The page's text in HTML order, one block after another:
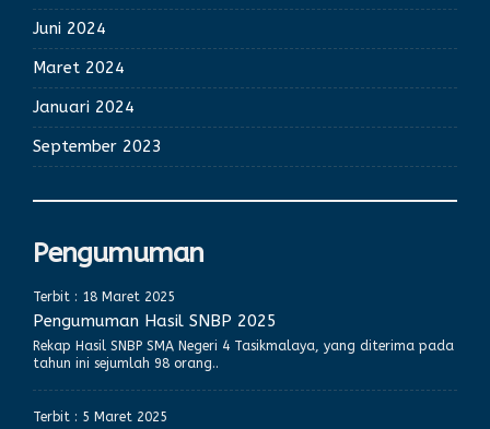
Juni 2024
Maret 2024
Januari 2024
September 2023
Pengumuman
Terbit : 18 Maret 2025
Pengumuman Hasil SNBP 2025
Rekap Hasil SNBP SMA Negeri 4 Tasikmalaya, yang diterima pada
tahun ini sejumlah 98 orang..
Terbit : 5 Maret 2025